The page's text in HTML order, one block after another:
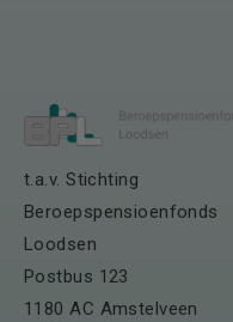
t.a.v. Stichting
Beroepspensioenfonds
Loodsen
Postbus 123
1180 AC Amstelveen